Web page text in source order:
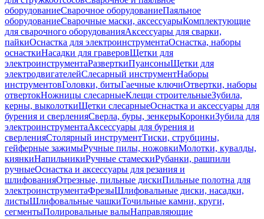
оборудованиеСварочное оборудованиеПаяльное
оборудованиеСварочные маски, аксессуарыКомплектующие
для сварочного оборудованияАксессуары для сварки,
пайкиОснастка для электроинструментаОснастка, наборы
оснасткиНасадки для граверовЩетки для
электроинструментаРазверткиПуансоныЩетки для
электродвигателейСлесарный инструментНаборы
инструментовГоловки, битыГаечные ключиОтвертки, наборы
отвертокНожницы слесарныеКлещи строительныеЗубила,
керны, выколоткиЩетки слесарныеОснастка и аксессуары для
бурения и сверленияСверла, буры, зенкерыКоронкиЗубила для
электроинструментаАксессуары для бурения и
сверленияСтолярный инструментТиски, струбцины,
гейферные зажимыРучные пилы, ножовкиМолотки, кувалды,
киянкиНапильникиРучные стамескиРубанки, рашпили
ручныеОснастка и аксессуары для резания и
шлифованияОтрезные, пильные дискиПильные полотна для
электроинструментаФрезыШлифовальные диски, насадки,
листыШлифовальные чашкиТочильные камни, круги,
сегментыПолировальные валыНаправляющие